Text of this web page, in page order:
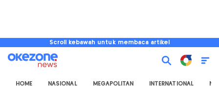
Scroll kebawah untuk membaca artikel
HOME NASIONAL MEGAPOLITAN INTERNATIONAL